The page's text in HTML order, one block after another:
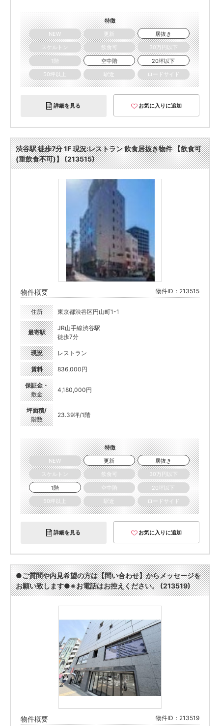
特徴
NEW
更新
居抜き
スケルトン
飲食可
30万円以下
1階
空中階
20坪以下
50坪以上
駅近 ロードサイド
詳細を見る お気に入りに追加
渋谷駅 徒歩7分 1F 現況:レストラン 飲食居抜き物件 【飲食可
(重飲食不可)】 (213515)
物件概要 物件ID：213515
住所 東京都渋谷区円山町1-1
最寄駅
JR山手線渋谷駅
徒歩7分
現況 レストラン
賃料 836,000円
保証金・
敷金
4,180,000円
坪面積/
階数
23.39坪/1階
特徴
NEW
更新
居抜き
スケルトン
飲食可
30万円以下
1階
空中階
20坪以下
50坪以上
駅近 ロードサイド
詳細を見る お気に入りに追加
●ご質問や内見希望の方は【問い合わせ】からメッセージを
お願い致します●※お電話はお控えください。 (213519)
物件概要 物件ID：213519